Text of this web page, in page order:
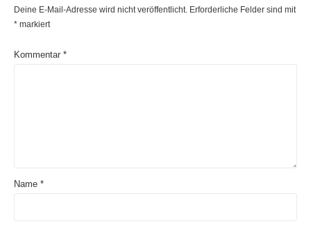
Deine E-Mail-Adresse wird nicht veröffentlicht. Erforderliche Felder sind mit
* markiert
Kommentar *
Name *